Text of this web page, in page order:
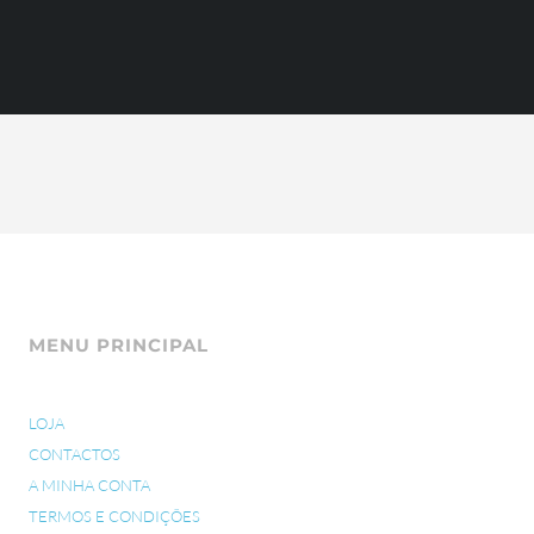
MENU PRINCIPAL
LOJA
CONTACTOS
A MINHA CONTA
TERMOS E CONDIÇÕES